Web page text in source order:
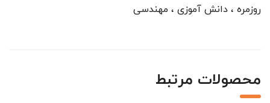
روزمره ، دانش آموزی ، مهندسی
محصولات مرتبط